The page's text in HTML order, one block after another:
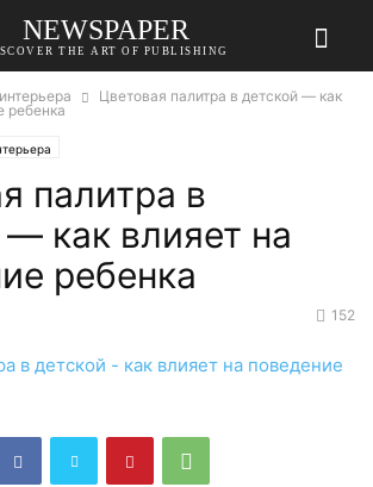
NEWSPAPER
THE ART OF PUBLISHING
Цветовая палитра в детской — как
ребенка
палитра в
— как влияет на
ребенка
152